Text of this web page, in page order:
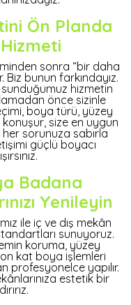
Ön Planda
sonra “bir daha
bunun farkındayız.
hizmetin
önce sizinle
boya türü, yüzey
konuşur, size en uygun
sorunuza sabırla
güçlü boyacı
Badana
Yenileyin
ile iç ve dış mekân
sunuyoruz.
koruma, yüzey
kat boya işlemleri
profesyonelce yapılır.
estetik bir